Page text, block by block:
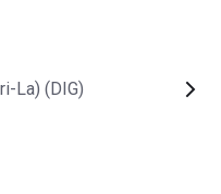
La) (DIG)